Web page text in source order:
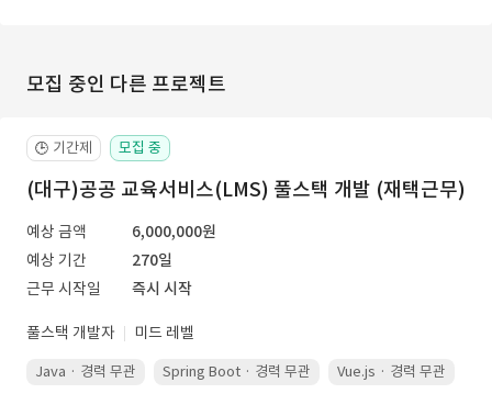
모집 중인 다른 프로젝트
🕒 기간제 모집 중
(대구)공공 교육서비스(LMS) 풀스택 개발 (재택근무)
예상 금액
6,000,000원
예상 기간
270일
근무 시작일
즉시 시작
풀스택 개발자 미드 레벨
Java · 경력 무관 Spring Boot · 경력 무관 Vue.js · 경력 무관